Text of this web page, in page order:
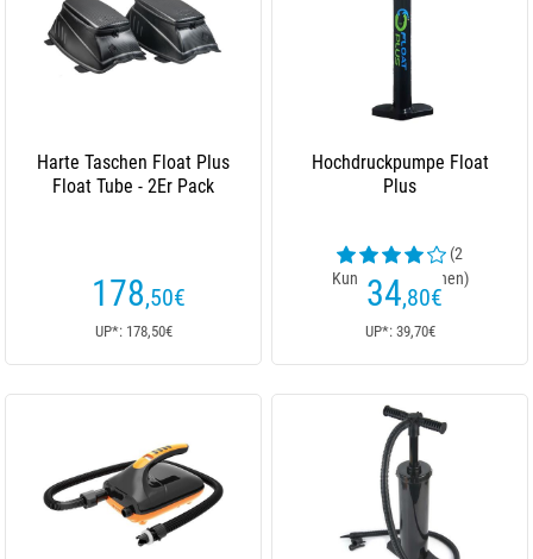
Harte Taschen Float Plus
Float Tube - 2Er Pack
178,50€
UP*: 178,50€
Hochdruckpumpe Float
Plus
(2
Kundenrezensionen)
34,80€
UP*: 39,70€